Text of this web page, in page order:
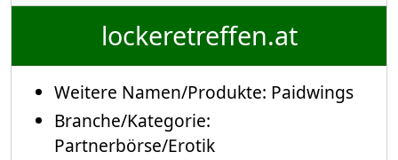
lockeretreffen.at
Weitere Namen/Produkte: Paidwings
Branche/Kategorie:
Partnerbörse/Erotik